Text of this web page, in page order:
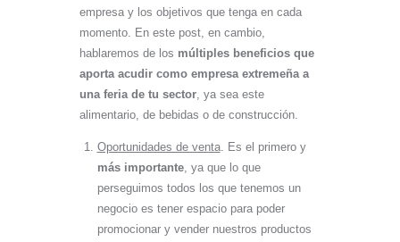
empresa y los objetivos que tenga en cada
momento. En este post, en cambio,
hablaremos de los múltiples beneficios que
aporta acudir como empresa extremeña a
una feria de tu sector, ya sea este
alimentario, de bebidas o de construcción.
Oportunidades de venta. Es el primero y
más importante, ya que lo que
perseguimos todos los que tenemos un
negocio es tener espacio para poder
promocionar y vender nuestros productos